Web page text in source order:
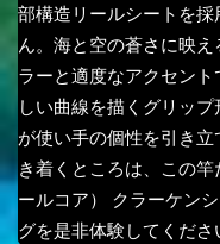
部構造リールシートを
ん。海と空の蒼さに映
ラーと適度なアクセン
しい曲線を描くグリッ
が使い手の個性を引き
き着くところは、この
ールコア） クラーケン
グを是非体験してくださ